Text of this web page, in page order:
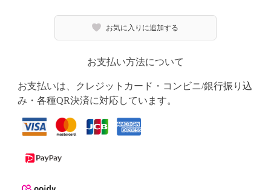
お気に入りに追加する
お支払い方法について
お支払いは、クレジットカード・コンビニ/銀行振り込
み・各種QR決済に対応しています。